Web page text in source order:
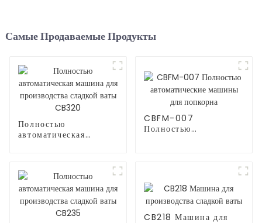
Самые Продаваемые Продукты
Полностью
автоматическая
CBFM-007
Полностью
CB218 Машина для